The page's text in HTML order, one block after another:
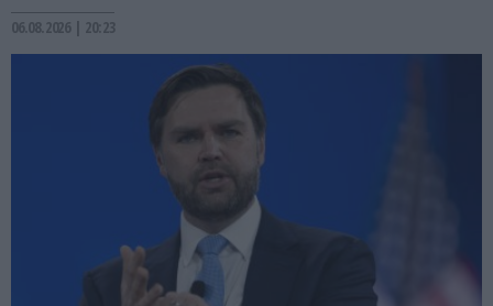
06.08.2026 | 20:23